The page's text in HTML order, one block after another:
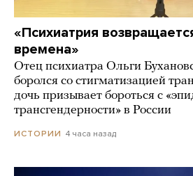
«Психиатрия
времена»
Отец психиатра Ольги
боролся со стигматизацией
дочь призывает бороться с
трансгендерности» в России
ИСТОРИИ 4 часа назад